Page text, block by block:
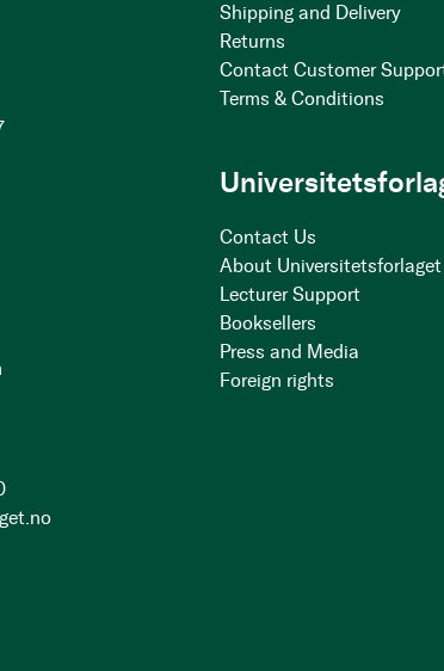
Shipping and Delivery
Returns
Contact Customer
Terms & Conditions
Contact Us
About Universitetsforlaget
Lecturer Support
Booksellers
Press and Media
Foreign rights